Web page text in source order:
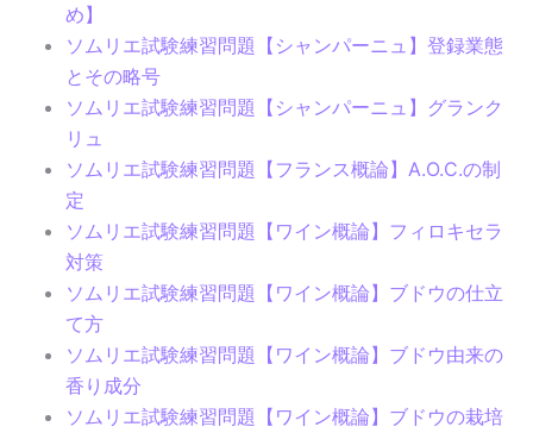
め】
ソムリエ試験練習問題【シャンパーニュ】登録業態
とその略号
ソムリエ試験練習問題【シャンパーニュ】グランク
リュ
ソムリエ試験練習問題【フランス概論】A.O.C.の制
定
ソムリエ試験練習問題【ワイン概論】フィロキセラ
対策
ソムリエ試験練習問題【ワイン概論】ブドウの仕立
て方
ソムリエ試験練習問題【ワイン概論】ブドウ由来の
香り成分
ソムリエ試験練習問題【ワイン概論】ブドウの栽培